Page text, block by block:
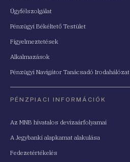
Ügyfélszolgálat
Pénzügyi Békéltető Testület
Figyelmeztetések
Alkalmazások
Pénzügyi Navigátor Tanácsadó Irodahálózat
PÉNZPIACI INFORMÁCIÓK
Az MNB hivatalos devizaárfolyamai
A Jegybanki alapkamat alakulása
Fedezetértékelés